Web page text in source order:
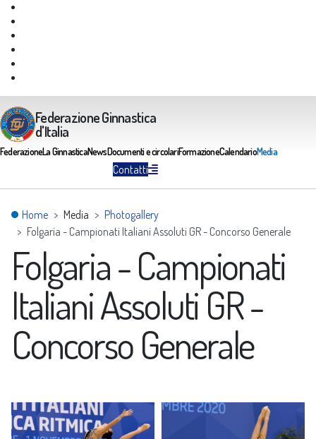
Federazione Ginnastica
d'Italia
FederazioneLa GinnasticaNewsDocumenti e circolariFormazioneCalendarioMedia
Contatti
Home Media
Photogallery
Folgaria - Campionati Italiani Assoluti GR - Concorso Generale
Folgaria - Campionati
Italiani Assoluti GR -
Concorso Generale